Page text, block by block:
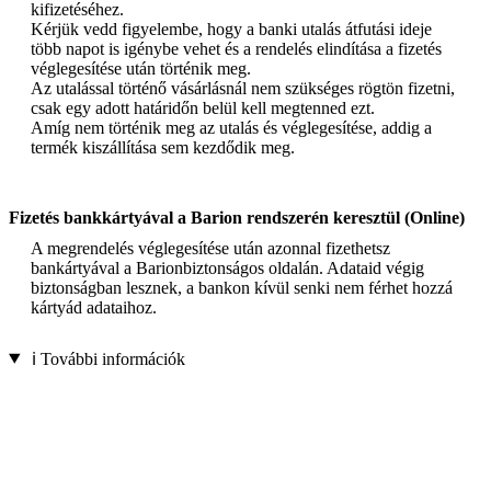
kifizetéséhez.
Kérjük vedd figyelembe, hogy a banki utalás átfutási ideje
több napot is igénybe vehet és a rendelés elindítása a fizetés
véglegesítése után történik meg.
Az utalással történő vásárlásnál nem szükséges rögtön fizetni,
csak egy adott határidőn belül kell megtenned ezt.
Amíg nem történik meg az utalás és véglegesítése, addig a
termék kiszállítása sem kezdődik meg.
Fizetés bankkártyával a Barion rendszerén keresztül (Online)
A megrendelés véglegesítése után azonnal fizethetsz
bankártyával a Barionbiztonságos oldalán. Adataid végig
biztonságban lesznek, a bankon kívül senki nem férhet hozzá
kártyád adataihoz.
ℹ️ További információk